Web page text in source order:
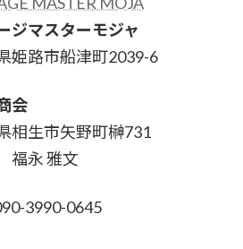
ジマスターモジャ
姫路市船津町2039-6
会
相生市矢野町榊731
永 雅文
3990-0645